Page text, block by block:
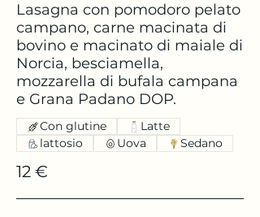
Lasagna con pomodoro pelato
campano, carne macinata di
bovino e macinato di maiale di
Norcia, besciamella,
mozzarella di bufala campana
e Grana Padano DOP.
12 €
Con glutine
Latte
lattosio
Uova Sedano